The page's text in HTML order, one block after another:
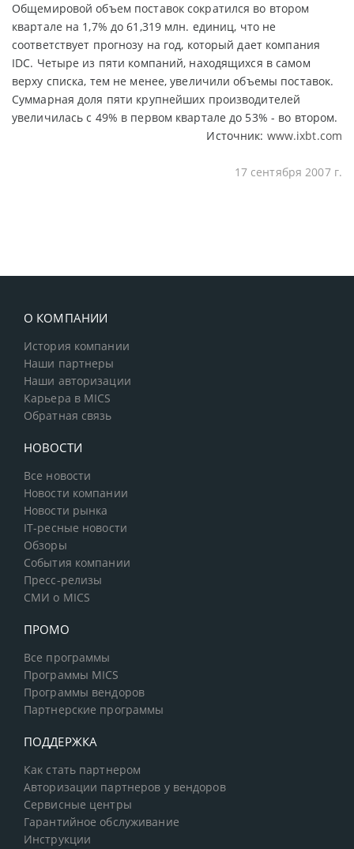
Общемировой объем поставок сократился во втором
квартале на 1,7% до 61,319 млн. единиц, что не
соответствует прогнозу на год, который дает компания
IDC. Четыре из пяти компаний, находящихся в самом
верху списка, тем не менее, увеличили объемы поставок.
Суммарная доля пяти крупнейших производителей
увеличилась с 49% в первом квартале до 53% - во втором.
Источник: www.ixbt.com
17 сентября 2007 г.
О КОМПАНИИ
История компании
Наши партнеры
Наши авторизации
Карьера в MICS
Обратная связь
НОВОСТИ
Все новости
Новости компании
Новости рынка
IT-ресные новости
Обзоры
События компании
Пресс-релизы
СМИ о MICS
ПРОМО
Все программы
Программы MICS
Программы вендоров
Партнерские программы
ПОДДЕРЖКА
Как стать партнером
Авторизации партнеров у вендоров
Сервисные центры
Гарантийное обслуживание
Инструкции